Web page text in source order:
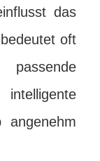
das
oft
angenehm